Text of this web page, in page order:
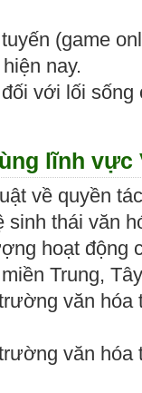
(game
nay.
với lối
lĩnh vực
về quyền
sinh thái văn
hoạt động
Trung,
văn hóa
văn hóa